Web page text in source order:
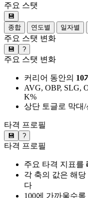
주요 스탯
💾
종합
연도별 일자별
주요 스탯 변화
💾 ?
주요 스탯 변화
커리어 동안의 10
AVG, OBP, SLG,
K%
상단 토글로 막대
타격 프로필
💾 ?
타격 프로필
주요 타격 지표를
각 축의 값은 해당
다
100에 가까울수